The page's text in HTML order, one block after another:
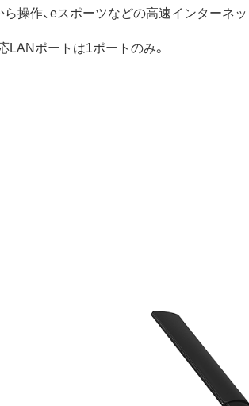
操作、eスポーツなどの高速インターネ
ポートは1ポートのみ。